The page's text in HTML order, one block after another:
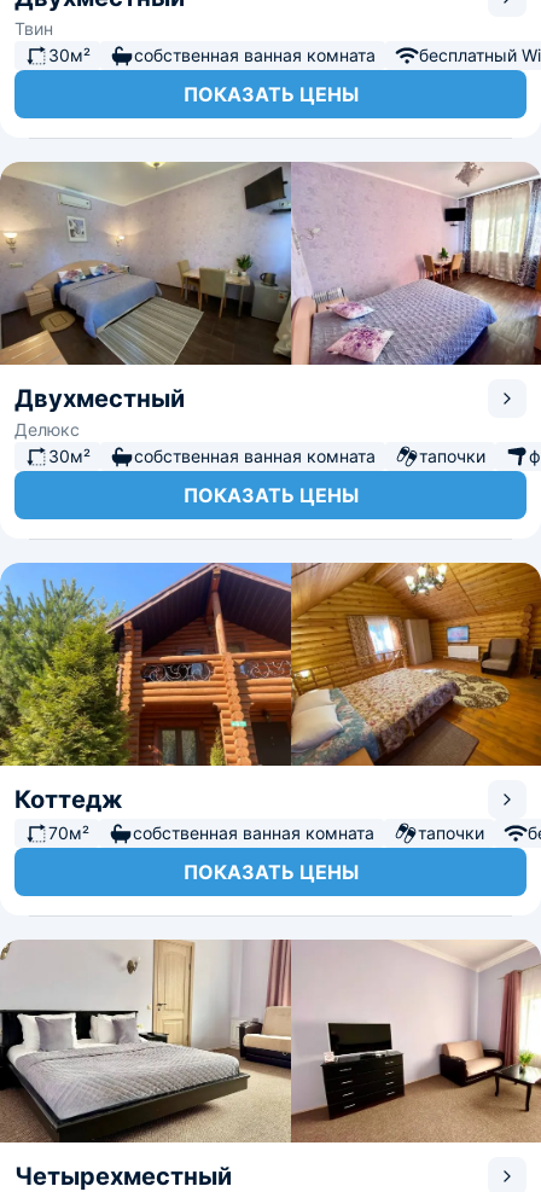
Твин
30м²
собственная ванная комната бесплатный
ПОКАЗАТЬ ЦЕНЫ
Двухместный
Делюкс
30м²
собственная ванная комната тапочки
ПОКАЗАТЬ ЦЕНЫ
Коттедж
70м² собственная ванная комната тапочки
ПОКАЗАТЬ ЦЕНЫ
Четырехместный